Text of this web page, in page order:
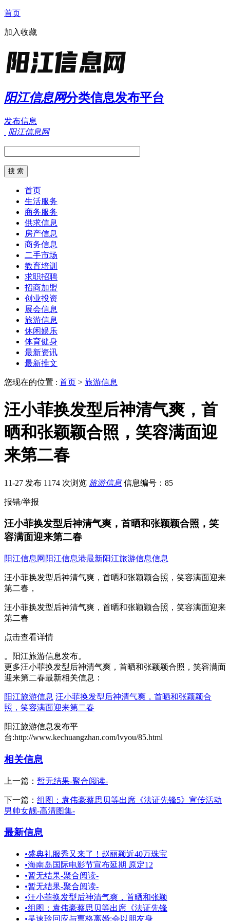
首页
加入收藏
阳江信息网分类信息发布平台
发布信息
阳江信息网
首页
生活服务
商务服务
供求信息
房产信息
商务信息
二手市场
教育培训
求职招聘
招商加盟
创业投资
展会信息
旅游信息
休闲娱乐
体育健身
最新资讯
最新推文
您现在的位置 : 首页 > 旅游信息
汪小菲换发型后神清气爽，首
晒和张颖颖合照，笑容满面迎
来第二春
11-27 发布 1174 次浏览 旅游信息 信息编号：85
报错/举报
汪小菲换发型后神清气爽，首晒和张颖颖合照，笑
容满面迎来第二春
阳江信息网 阳江信息港最新阳江旅游信息信息
汪小菲换发型后神清气爽，首晒和张颖颖合照，笑容满面迎来
第二春，
汪小菲换发型后神清气爽，首晒和张颖颖合照，笑容满面迎来
第二春
点击查看详情
。阳江旅游信息发布。
更多汪小菲换发型后神清气爽，首晒和张颖颖合照，笑容满面
迎来第二春最新相关信息：
阳江旅游信息 汪小菲换发型后神清气爽，首晒和张颖颖合
照，笑容满面迎来第二春
阳江旅游信息发布平
台:http://www.kechuangzhan.com/lvyou/85.html
相关信息
上一篇： 暂无结果-聚合阅读-
下一篇： 组图：袁伟豪蔡思贝等出席《法证先锋5》宣传活动
男帅女靓-高清图集-
最新信息
•盛典礼服秀又来了！赵丽颖近40万珠宝
•海南岛国际电影节宣布延期 原定12
•暂无结果-聚合阅读-
•暂无结果-聚合阅读-
•汪小菲换发型后神清气爽，首晒和张颖
•组图：袁伟豪蔡思贝等出席《法证先锋
•吴速玲回应与曹格离婚:会以朋友身